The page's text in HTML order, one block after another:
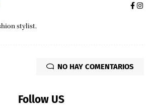
stylist.
NO HAY COMENTARIOS
Follow US